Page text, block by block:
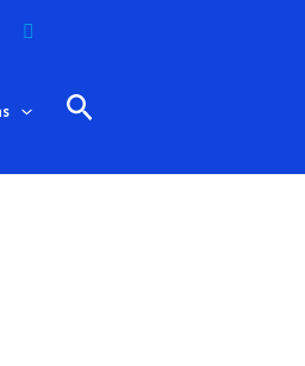
Rechercher